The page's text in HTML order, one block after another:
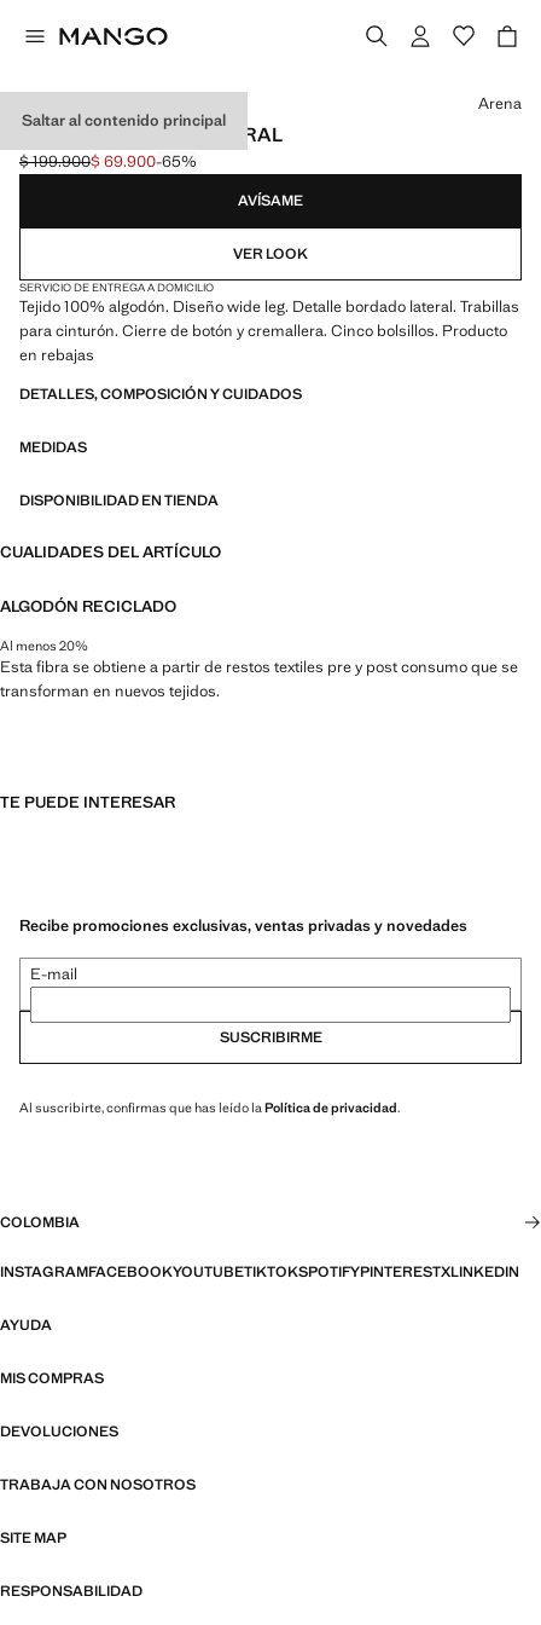
Saltar al contenido principal
JEANS BORDADO LATERAL
Precio inicial tachado [$ 199.900 ]
$ 199.900
Precio actual [$ 69.900 ]
$ 69.900-65%
Selecciona un color
Arena
AVÍSAME
VER LOOK
SERVICIO DE ENTREGA A DOMICILIO
Tejido 100% algodón. Diseño wide leg. Detalle bordado lateral. Trabillas
para cinturón. Cierre de botón y cremallera. Cinco bolsillos. Producto
en rebajas
DETALLES, COMPOSICIÓN Y CUIDADOS
MEDIDAS
DISPONIBILIDAD EN TIENDA
CUALIDADES DEL ARTÍCULO
ALGODÓN RECICLADO
Al menos 20%
Esta fibra se obtiene a partir de restos textiles pre y post consumo que se
transforman en nuevos tejidos.
TE PUEDE INTERESAR
Recibe promociones exclusivas, ventas privadas y novedades
E-mail
SUSCRIBIRME
Al suscribirte, confirmas que has leído laPolítica de privacidad.
COLOMBIA
INSTAGRAMFACEBOOKYOUTUBETIKTOKSPOTIFYPINTERESTXLINKEDIN
AYUDA
MIS COMPRAS
DEVOLUCIONES
TRABAJA CON NOSOTROS
SITE MAP
RESPONSABILIDAD